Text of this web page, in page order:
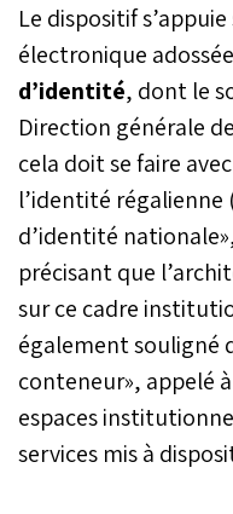
Le dispositif
électronique
d’identité, dont le
Direction générale
cela doit se faire
l’identité régalienne
d’identité
précisant que
sur ce cadre
également souligné
conteneur», appelé
espaces
services mis à